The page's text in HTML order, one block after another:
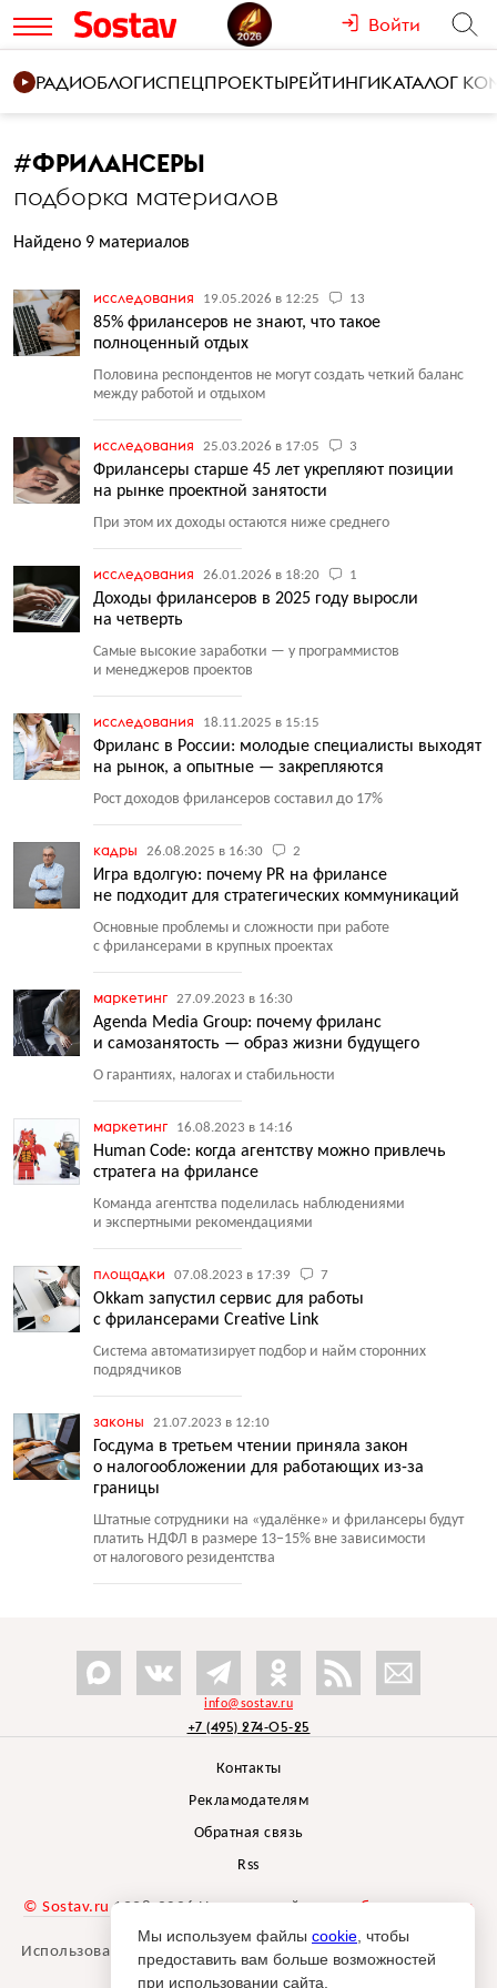
Войти
РАДИОБЛОГИСПЕЦПРОЕКТЫРЕЙТИНГИКАТАЛОГ
#ФРИЛАНСЕРЫ
подборка материалов
Найдено 9 материалов
исследования 19.05.2026 в 12:25 13
85% фрилансеров не знают, что такое
полноценный отдых
Половина респондентов не могут создать четкий баланс
между работой и отдыхом
исследования 25.03.2026 в 17:05 3
Фрилансеры старше 45 лет укрепляют позиции
на рынке проектной занятости
При этом их доходы остаются ниже среднего
исследования 26.01.2026 в 18:20 1
Доходы фрилансеров в 2025 году выросли
на четверть
Самые высокие заработки — у программистов
и менеджеров проектов
исследования 18.11.2025 в 15:15
Фриланс в России: молодые специалисты выходят
на рынок, а опытные — закрепляются
Рост доходов фрилансеров составил до 17%
кадры 26.08.2025 в 16:30 2
Игра вдолгую: почему PR на фрилансе
не подходит для стратегических коммуникаций
Основные проблемы и сложности при работе
с фрилансерами в крупных проектах
маркетинг 27.09.2023 в 16:30
Agenda Media Group: почему фриланс
и самозанятость — образ жизни будущего
О гарантиях, налогах и стабильности
маркетинг 16.08.2023 в 14:16
Human Code: когда агентству можно привлечь
стратега на фрилансе
Команда агентства поделилась наблюдениями
и экспертными рекомендациями
площадки 07.08.2023 в 17:39 7
Okkam запустил сервис для работы
с фрилансерами Creative Link
Система автоматизирует подбор и найм сторонних
подрядчиков
законы 21.07.2023 в 12:10
Госдума в третьем чтении приняла закон
о налогообложении для работающих из-за
границы
Штатные сотрудники на «удалёнке» и фрилансеры будут
платить НДФЛ в размере 13−15% вне зависимости
от налогового резидентства
info@sostav.ru
+7 (495) 274-05-25
Контакты
Рекламодателям
Обратная связь
Rss
© Sostav.ru 1998-2026 Независимый проектбрендингового
агентства Depot
Использование материалов Sostav.ru допустимо только при
указании источника.
Мы используем файлы cookie , чтобы
предоставить вам больше возможностей
при использовании сайта.